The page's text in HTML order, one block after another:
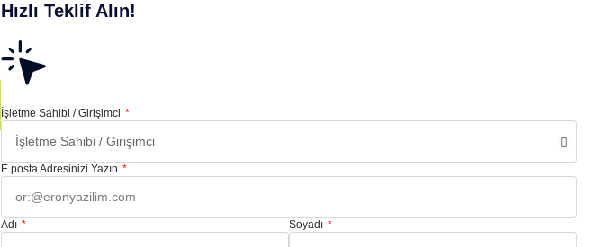
Hızlı Teklif Alın!
İşletme Sahibi / Girişimci
E posta Adresinizi Yazın
Adı Soyadı